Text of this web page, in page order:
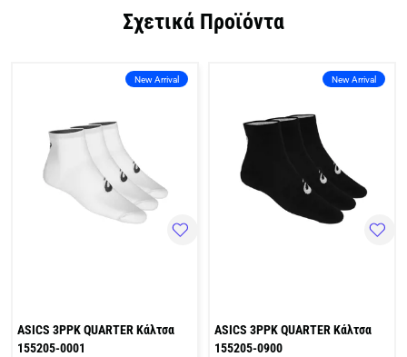
Σχετικά Προϊόντα
New Arrival
ASICS 3PPK QUARTER Κάλτσα
155205-0001
New Arrival
ASICS 3PPK QUARTER Κάλτσα
155205-0900